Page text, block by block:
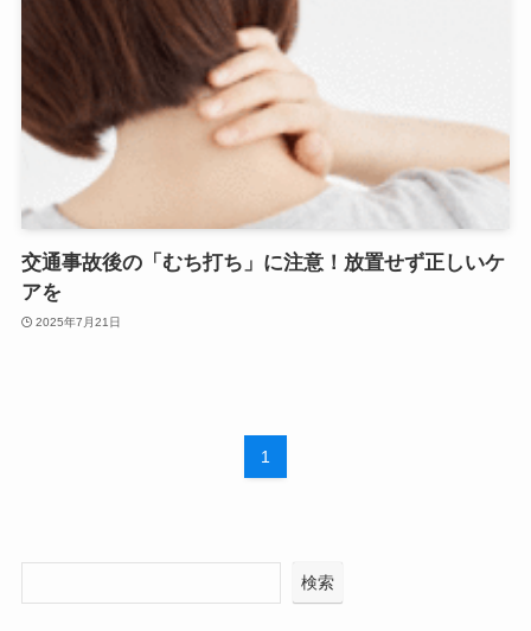
交通事故後の「むち打ち」に注意！放置せず正しいケ
アを
2025年7月21日
1
検索